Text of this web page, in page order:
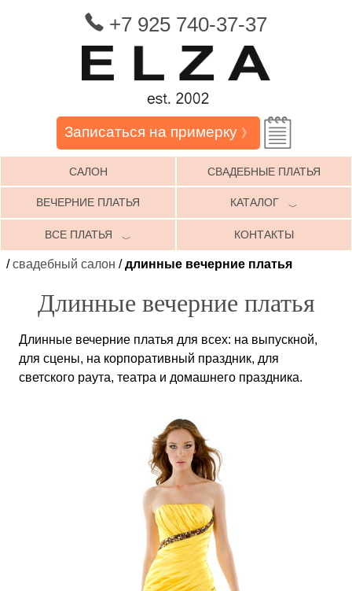
+7 925 740-37-37
Записаться на примерку 》
САЛОН СВАДЕБНЫЕ ПЛАТЬЯ
ВЕЧЕРНИЕ ПЛАТЬЯ КАТАЛОГ ﹀
ВСЕ ПЛАТЬЯ ﹀ КОНТАКТЫ
/свадебный салон /длинные вечерние платья
Длинные вечерние платья
Длинные вечерние платья для всех: на выпускной,
для сцены, на корпоративный праздник, для
светского раута, театра и домашнего праздника.